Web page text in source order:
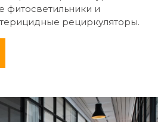
фитосветильники и
рециркуляторы.